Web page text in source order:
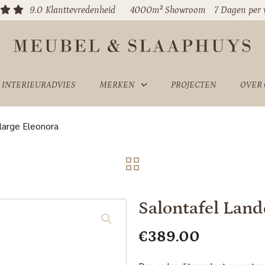
9.0 Klanttevredenheid 4000m² Showroom 7 Dagen per
INTERIEURADVIES MERKEN PROJECTEN OVER
Eleonora
Salontafel
€389.00